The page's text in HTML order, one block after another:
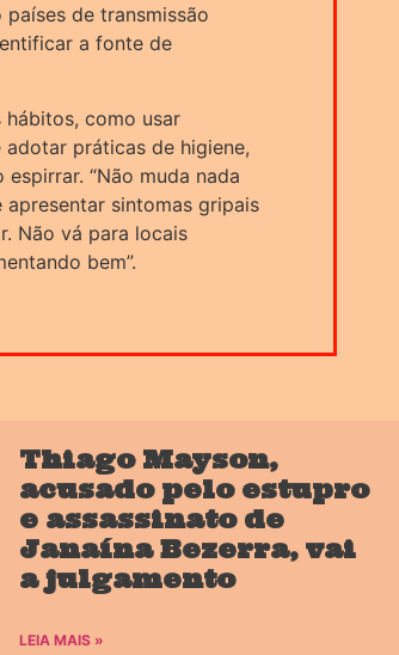
de transmissão
a fonte de
hábitos, como usar
práticas de higiene,
“Não muda nada
sintomas gripais
Não vá para locais
bem”.
Thiago Mayson,
acusado pelo estupro
e assassinato de
Janaína Bezerra, vai
a julgamento
LEIA MAIS »